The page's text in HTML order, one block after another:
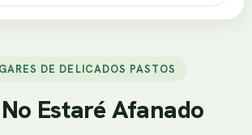
DE DELICADOS PASTOS
Estaré Afanado